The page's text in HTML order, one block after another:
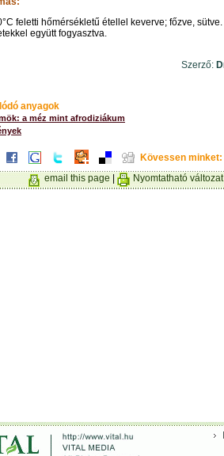
feletti hőmérsékletű étellel keverve; főzve,
együtt fogyasztva.
Szerző:
anyagok
a méz mint afrodiziákum
Kövessen minket:
email this page
Nyomtatható változat